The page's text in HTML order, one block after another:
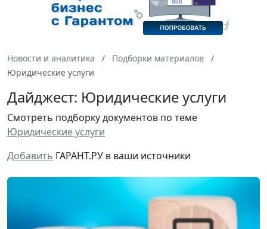
Новости и аналитика
Подборки материалов
Юридические услуги
Дайджест: Юридические услуги
Смотреть подборку документов по теме
Юридические услуги
Добавить ГАРАНТ.РУ в ваши источники